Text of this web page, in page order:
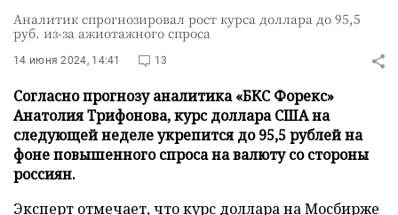
Аналитик спрогнозировал рост курса доллара до 95,5
руб. из-за ажиотажного спроса
14 июня 2024, 14:41 13
Согласно прогнозу аналитика «БКС Форекс»
Анатолия Трифонова, курс доллара США на
следующей неделе укрепится до 95,5 рублей на
фоне повышенного спроса на валюту со стороны
россиян.
Эксперт отмечает, что курс доллара на Мосбирже